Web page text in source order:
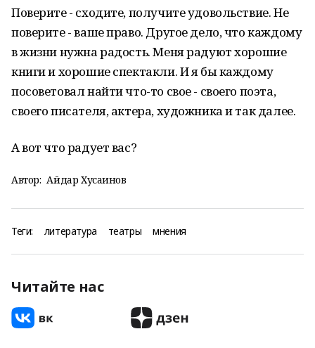
Поверите - сходите, получите удовольствие. Не
поверите - ваше право. Другое дело, что каждому
в жизни нужна радость. Меня радуют хорошие
книги и хорошие спектакли. И я бы каждому
посоветовал найти что-то свое - своего поэта,
своего писателя, актера, художника и так далее.
А вот что радует вас?
Автор: Айдар Хусаинов
Теги: литература театры мнения
Читайте нас